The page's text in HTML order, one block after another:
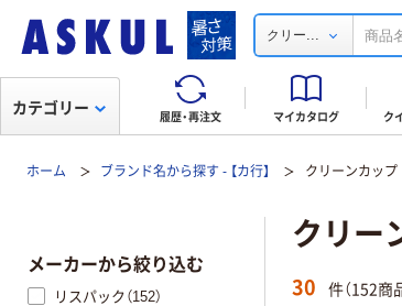
クリー...
履歴・再注文 マイカタログ ク
カテゴリー
ホーム ブランド名から探す - 【カ行】 クリーンカップ
クリー
30 件（152商
メーカーから絞り込む
リスパック（152）